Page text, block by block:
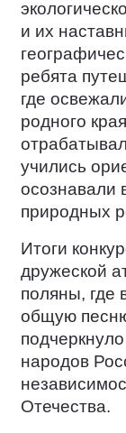
и их
ребята
где
родного
учились
осознавали
природных
Итоги
дружеской
поляны, где
общую
народов
Отечества.